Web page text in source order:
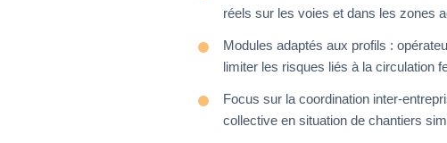
réels sur les voies et dans les zones
Modules adaptés aux profils :
limiter les risques liés à la circulation
Focus sur la coordination inter-
collective en situation de chantiers